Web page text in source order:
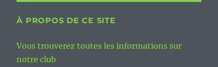
À PROPOS DE CE SITE
Vous trouverez toutes les informations sur
notre club